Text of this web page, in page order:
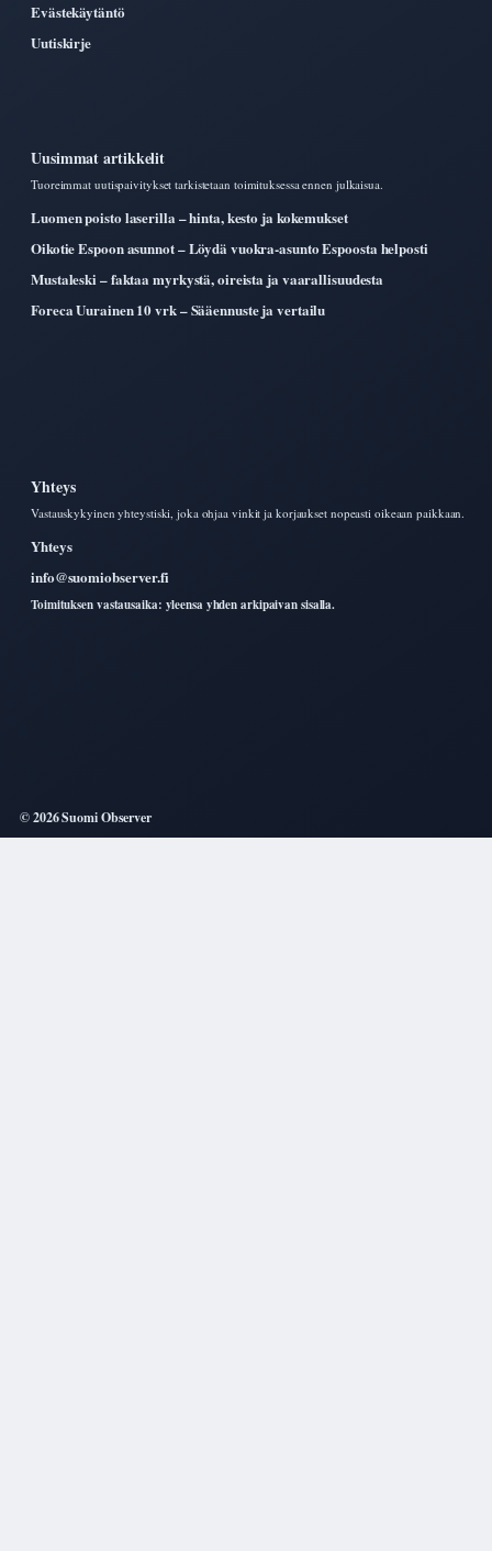
Evästekäytäntö
Uutiskirje
Uusimmat artikkelit
Tuoreimmat uutispaivitykset tarkistetaan toimituksessa ennen julkaisua.
Luomen poisto laserilla – hinta, kesto ja kokemukset
Oikotie Espoon asunnot – Löydä vuokra-asunto Espoosta helposti
Mustaleski – faktaa myrkystä, oireista ja vaarallisuudesta
Foreca Uurainen 10 vrk – Sääennuste ja vertailu
Yhteys
Vastauskykyinen yhteystiski, joka ohjaa vinkit ja korjaukset nopeasti oikeaan paikkaan.
Yhteys
info@suomiobserver.fi
Toimituksen vastausaika: yleensa yhden arkipaivan sisalla.
© 2026 Suomi Observer